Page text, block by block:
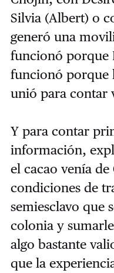
Silvia (Albert) o
generó una
funcionó porque
funcionó porque
unió para contar
Y para contar
información,
el cacao venía
condiciones de
semiesclavo que
colonia y
algo bastante
que la